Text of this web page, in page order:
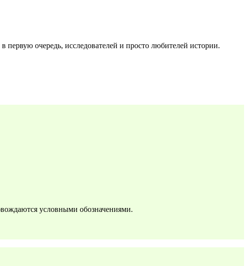
очередь, исследователей и просто любителей истории.
условными обозначениями.